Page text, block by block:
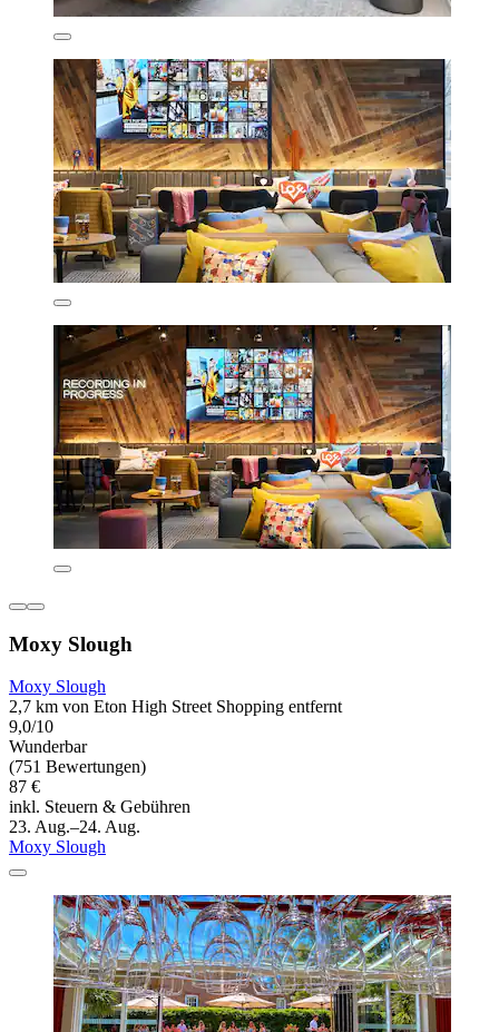
Moxy Slough
Moxy Slough
2,7 km von Eton High Street Shopping entfernt
9,0/10
Wunderbar
(751 Bewertungen)
87 €
inkl. Steuern & Gebühren
23. Aug.–24. Aug.
Moxy Slough